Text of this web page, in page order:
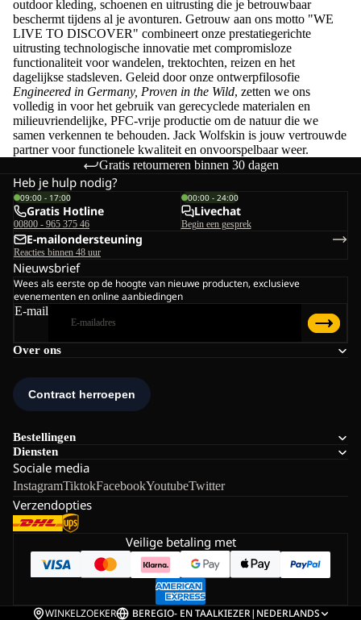
outdoor kleding, schoenen en uitrusting die je betrouwbaar
beschermt tijdens al je avonturen. Getrouw aan ons motto "WE
LIVE TO DISCOVER" combineert onze prestatiegerichte
uitrusting technologische innovatie met compromisloze
functionaliteit voor wandelen, trektochten, reizen en het
dagelijkse stadsleven. Geleid door onze ontwerpfilosofie
Engineered in Germany, Proven in the Wild, zetten we ons
volledig in voor het gebruik van gerecyclede materialen en
milieuvriendelijke, PFC-vrije productie om de natuur die we
samen verkennen te behouden. Jack Wolfskin is jouw vertrouwde
partner voor functionele kwaliteit en onvoorspelbaar weer.
Gratis retourneren binnen 30 dagen
Over ons
Bestellingen
Diensten
Sociale media
InstagramTiktokFacebookYoutubeTwitter
Verzendopties
Heb je hulp nodig?
09:00 - 17:00
Gratis Hotline
00800 - 965 375 46
00:00 - 24:00
Livechat
Begin een gesprek
E-mailondersteuning
Reacties binnen 48 uur
Nieuwsbrief
Wees als eerste op de hoogte van nieuwe producten, exclusieve
evenementen en online aanbiedingen
E-mail
Veilige betaling met
WINKELZOEKER BEREGIO- EN TAALKIEZER| NEDERLANDS